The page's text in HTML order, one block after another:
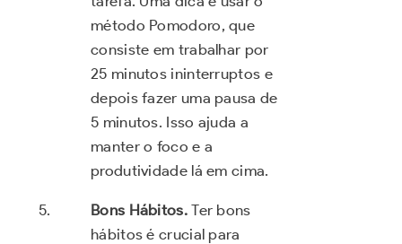
método Pomodoro, que
consiste em trabalhar por
25 minutos ininterruptos e
depois fazer uma pausa de
5 minutos. Isso ajuda a
manter o foco e a
produtividade lá em cima.
Bons Hábitos.Ter bons
hábitos é crucial para